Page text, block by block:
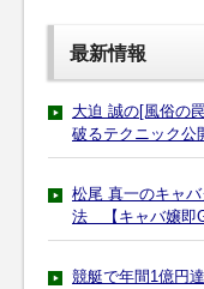
最新情報
大迫 誠の[風俗の
破るテクニック
松尾 真一のキャ
法 【キャバ嬢即
競艇で年間1億円